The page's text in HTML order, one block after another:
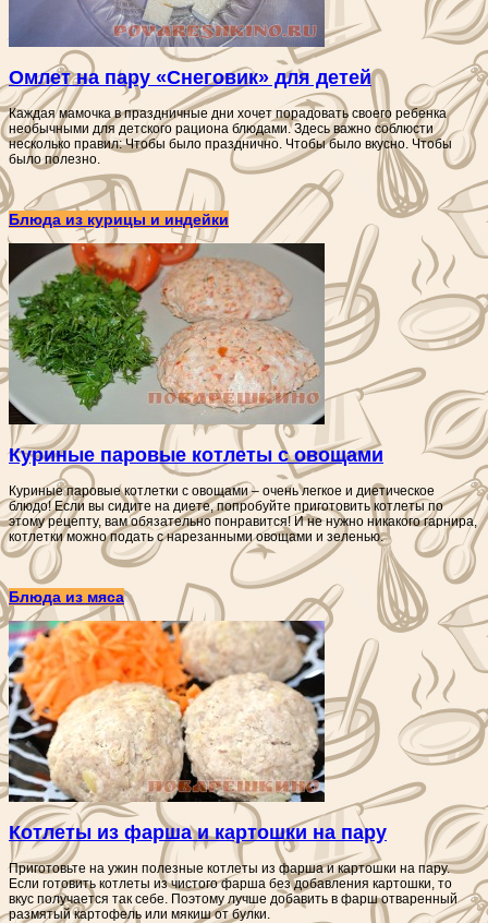
Омлет на пару «Снеговик» для детей
Каждая мамочка в праздничные дни хочет порадовать своего ребенка
необычными для детского рациона блюдами. Здесь важно соблюсти
несколько правил: Чтобы было празднично. Чтобы было вкусно. Чтобы
было полезно.
Блюда из курицы и индейки
Куриные паровые котлеты с овощами
Куриные паровые котлетки с овощами – очень легкое и диетическое
блюдо! Если вы сидите на диете, попробуйте приготовить котлеты по
этому рецепту, вам обязательно понравится! И не нужно никакого гарнира,
котлетки можно подать с нарезанными овощами и зеленью.
Блюда из мяса
Котлеты из фарша и картошки на пару
Приготовьте на ужин полезные котлеты из фарша и картошки на пару.
Если готовить котлеты из чистого фарша без добавления картошки, то
вкус получается так себе. Поэтому лучше добавить в фарш отваренный
размятый картофель или мякиш от булки.